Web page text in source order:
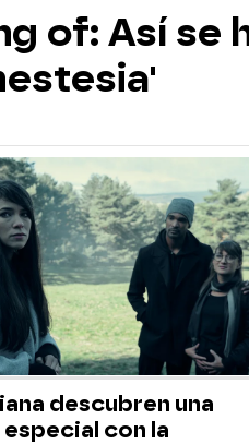
of: Así se
descubren una
con la